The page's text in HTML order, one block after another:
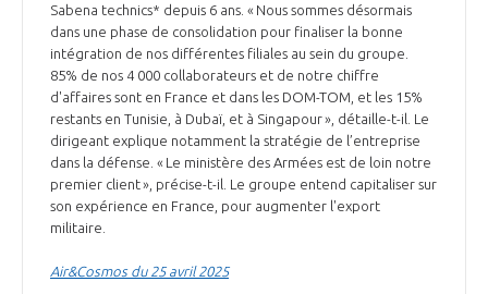
Sabena technics* depuis 6 ans. « Nous sommes désormais
dans une phase de consolidation pour finaliser la bonne
intégration de nos différentes filiales au sein du groupe.
85% de nos 4 000 collaborateurs et de notre chiffre
d'affaires sont en France et dans les DOM-TOM, et les 15%
restants en Tunisie, à Dubaï, et à Singapour », détaille-t-il. Le
dirigeant explique notamment la stratégie de l’entreprise
dans la défense. « Le ministère des Armées est de loin notre
premier client », précise-t-il. Le groupe entend capitaliser sur
son expérience en France, pour augmenter l'export
militaire.
Air&Cosmos du 25 avril 2025